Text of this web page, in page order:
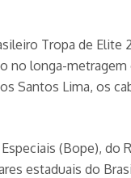
Tropa de
longa-
Lima, os
(Bope), do
estaduais do